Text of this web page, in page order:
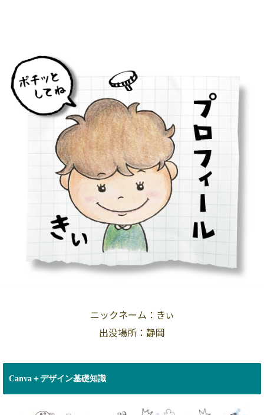
ニックネーム：きぃ
出没場所：静岡
Canva＋デザイン基礎知識